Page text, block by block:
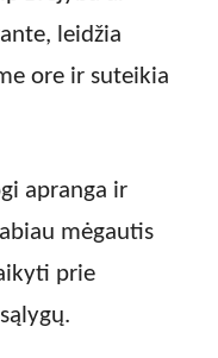
leidžia
ore ir suteikia
apranga ir
mėgautis
prie